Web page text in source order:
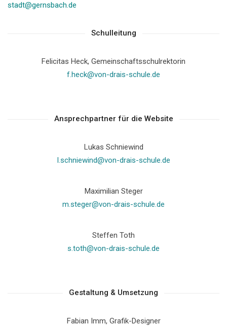
stadt@gernsbach.de
Schulleitung
Felicitas Heck, Gemeinschaftsschulrektorin
f.heck@von-drais-schule.de
Ansprechpartner für die Website
Lukas Schniewind
l.schniewind@von-drais-schule.de
Maximilian Steger
m.steger@von-drais-schule.de
Steffen Toth
s.toth@von-drais-schule.de
Gestaltung & Umsetzung
Fabian Imm, Grafik-Designer